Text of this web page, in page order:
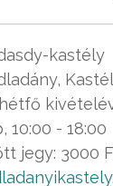
kastély
10:00 - 18:00